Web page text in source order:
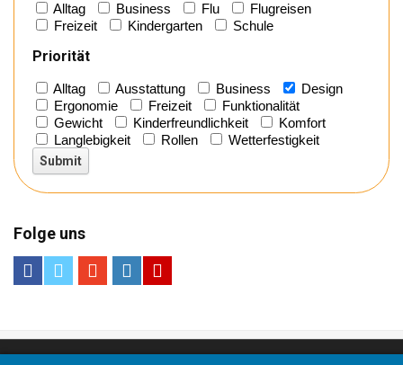
Alltag Business Flu
Flugreisen
Freizeit
Kindergarten Schule
Priorität
Alltag Ausstattung Business
Design
Ergonomie
Freizeit
Funktionalität
Gewicht
Kinderfreundlichkeit
Komfort
Langlebigkeit
Rollen Wetterfestigkeit
Folge uns